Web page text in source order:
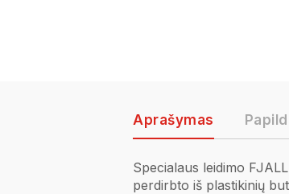
Aprašymas
Specialaus leidimo
perdirbto iš plastikinių